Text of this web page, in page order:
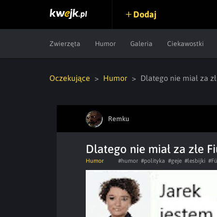
Dodaj
Zwierzęta Humor Galeria Ciekawostki
Oczekujące Humor Dlatego nie miał za
Remku
Dlatego nie miał za złe
Humor #humor #polityka #geje #lesbijki